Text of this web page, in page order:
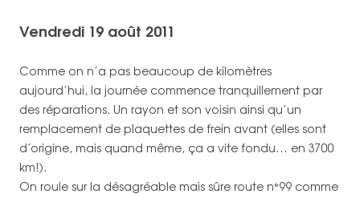
Vendredi 19 août 2011
Comme on n’a pas beaucoup de kilomètres
aujourd’hui, la journée commence tranquillement par
des réparations. Un rayon et son voisin ainsi qu’un
remplacement de plaquettes de frein avant (elles sont
d’origine, mais quand même, ça a vite fondu… en 3700
km!).
On roule sur la désagréable mais sûre route n°99 comme